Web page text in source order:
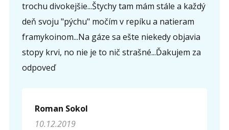
trochu divokejšie...Štychy tam mám stále a každý
deň svoju "pýchu" močím v repíku a natieram
framykoinom...Na gáze sa ešte niekedy objavia
stopy krvi, no nie je to nič strašné...Ďakujem za
odpoveď
Roman Sokol
10.12.2019